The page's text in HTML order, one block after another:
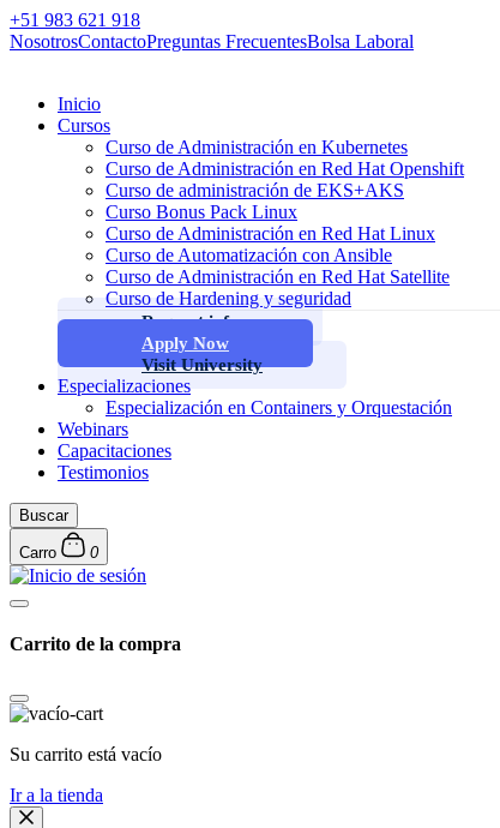
+51 983 621 918
NosotrosContactoPreguntas FrecuentesBolsa Laboral
Inicio
Cursos
Curso de Administración en Kubernetes
Curso de Administración en Red Hat Openshift
Curso de administración de EKS+AKS
Curso Bonus Pack Linux
Curso de Administración en Red Hat Linux
Curso de Automatización con Ansible
Curso de Administración en Red Hat Satellite
Curso de Hardening y seguridad
Request info
Apply Now
Visit University
Especializaciones
Especialización en Containers y Orquestación
Webinars
Capacitaciones
Testimonios
Buscar
Carro 0
Carrito de la compra
Su carrito está vacío
Ir a la tienda